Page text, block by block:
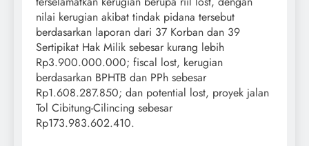
nilai kerugian akibat tindak pidana tersebut
berdasarkan laporan dari 37 Korban dan 39
Sertipikat Hak Milik sebesar kurang lebih
Rp3.900.000.000; fiscal lost, kerugian
berdasarkan BPHTB dan PPh sebesar
Rp1.608.287.850; dan potential lost, proyek jalan
Tol Cibitung-Cilincing sebesar
Rp173.983.602.410.